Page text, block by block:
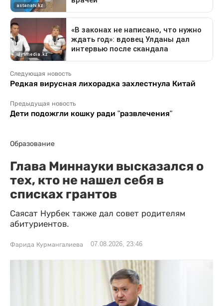
Следующая новость
Редкая вирусная лихорадка захлестнула Китай
Предыдущая новость
Дети подожгли кошку ради "развлечения"
Образование
Глава Миннауки высказался о
тех, кто не нашел себя в
списках грантов
Саясат Нурбек также дал совет родителям
абитуриентов.
Фарида Курмангалиева 07.08.2026, 23:46